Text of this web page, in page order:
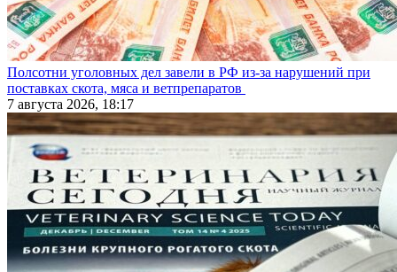
Полсотни уголовных дел завели в РФ из-за нарушений при
поставках скота, мяса и ветпрепаратов
7 августа 2026, 18:17